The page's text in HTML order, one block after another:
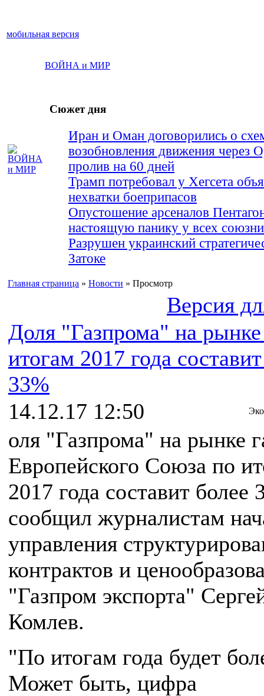
мобильная версия
ВОЙНА и МИР
Сюжет дня
Иран и Оман договорились о
возобновления движения через
пролив на 60 дней
Трамп потребовал у Хегсета
нехватки боеприпасов
Опустошение арсеналов
настоящую панику у всех
Разрушен украинский
Затоке
Главная страница » Новости » Просмотр
Версия
Доля "Газпрома" на
итогам 2017 года
33%
14.12.17 12:50
оля "Газпрома" на рынке
Европейского Союза по
2017 года составит более
сообщил журналистам
управления
контрактов и
"Газпром экспорта"
Комлев.
"По итогам года будет
Может быть, цифра